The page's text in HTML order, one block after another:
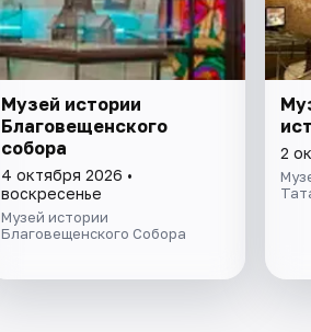
Музей истории
Благовещенского
собора
4 октября 2026 •
воскресенье
Музей истории
Благовещенского Собора
2